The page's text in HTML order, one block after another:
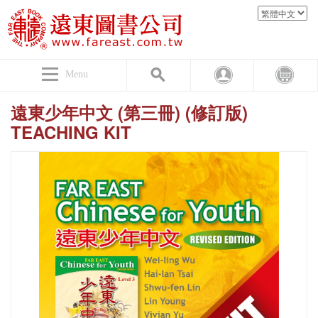
Menu
遠東少年中文 (第三冊) (修訂版)
TEACHING KIT